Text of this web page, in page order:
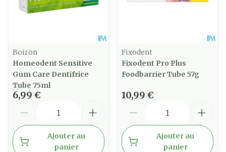
Boiron
Homeodent Sensitive
Gum Care Dentifrice
Tube 75ml
6,99 €
Ajouter au
panier
Fixodent
Fixodent Pro Plus
Foodbarrier Tube 57g
10,99 €
Ajouter au
panier